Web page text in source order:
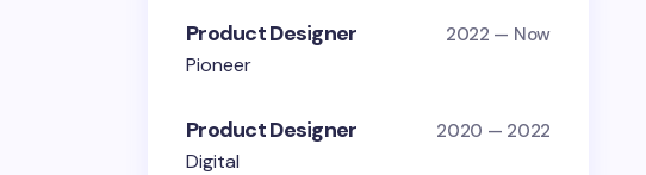
Product Designer 2022 — Now
Pioneer
Product Designer 2020 — 2022
Digital